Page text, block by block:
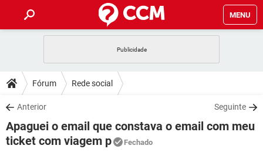
MENU
CELULAR
OUTLOOK
INSTAGRAM GMAIL
GUIA DE COMPRAS
DICAS
JOGOS
OUTLOOK
DOWNLOADS
JOGOS WHATSAPP
CELULAR FACEBOOK
FÓRUM
Fórum Rede social
Anterior Seguinte
Apaguei o email que constava o email com meu
ticket com viagem p
Fechado